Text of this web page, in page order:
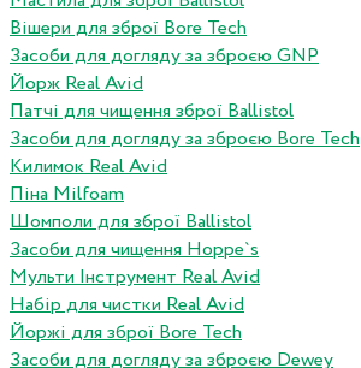
Вішери для зброї Bore Tech
Засоби для догляду за зброєю GNP
Йорж Real Avid
Патчі для чищення зброї Ballistol
Засоби для догляду за зброєю Bore Tech
Килимок Real Avid
Піна Milfoam
Шомполи для зброї Ballistol
Засоби для чищення Hoppe`s
Мульти Інструмент Real Avid
Набір для чистки Real Avid
Йоржі для зброї Bore Tech
Засоби для догляду за зброєю Dewey